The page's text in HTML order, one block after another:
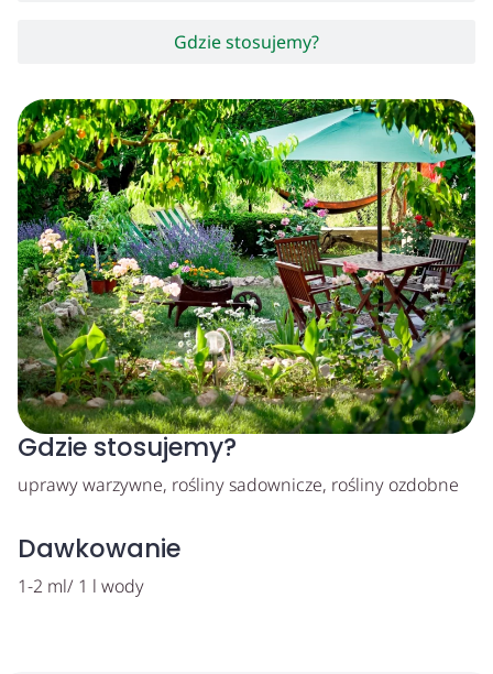
Gdzie stosujemy?
Gdzie stosujemy?
uprawy warzywne, rośliny sadownicze, rośliny ozdobne
Dawkowanie
1-2 ml/ 1 l wody